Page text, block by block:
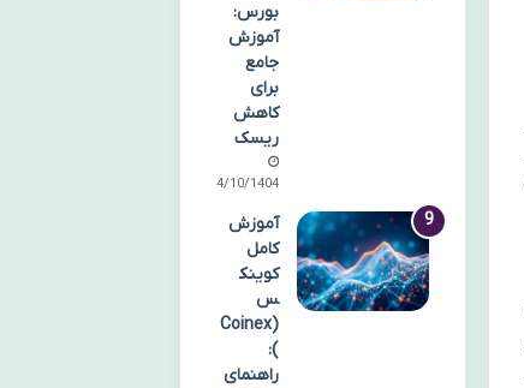
بورس:
آموزش
جامع
برای
کاهش
ریسک
14/10/1404
آموزش
کامل
کوینک
س
(Coinex
):
راهنمای